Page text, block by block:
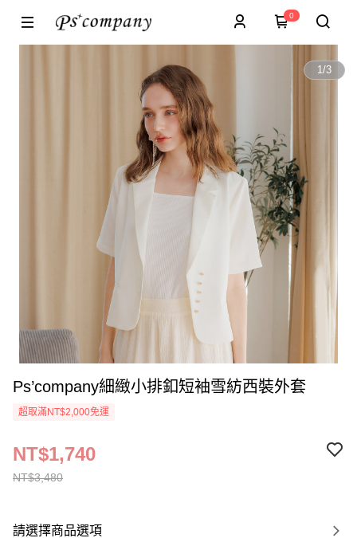
0
1/3
Ps’company細緻小排釦短袖雪紡西裝外套
超取滿NT$2,000免運
NT$3,480
NT$1,740
請選擇商品選項